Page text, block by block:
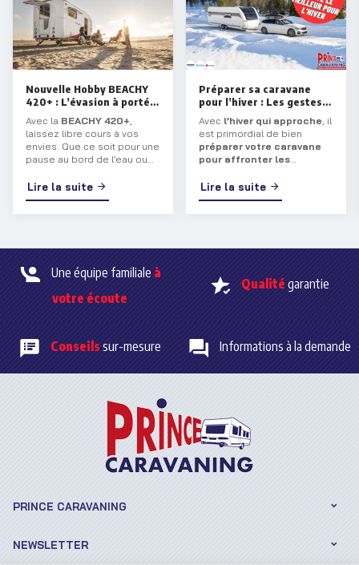
Nouvelle Hobby BEACHY
420+ : L’évasion à portée
Avec la BEACHY 420+
laissez libre cours à vos
envies. Que ce soit pour une
pause au bord de l’eau ou
cettecaravanevous
transporte dans un univers
Lire la suite
Préparer sa caravane
pour l’hiver : Les gestes
Avec l’hiver qui approche , il
est primordial de bien
préparer votre caravane
pour affronter les
Que vous entreposiez votre
véhicule ou que vous
son état et éviter les
désagréments liés au gel.
Lire la suite
Une équipe familialeà
votre écoute
Qualitégarantie
Conseilssur-mesure Informations à la demande
PRINCE CARAVANING
NEWSLETTER